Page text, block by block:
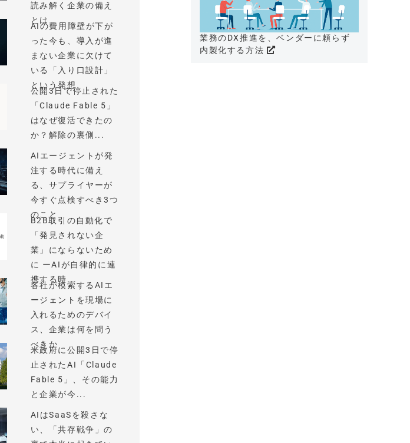
読み解く企業の備え
とは
AIの費用障壁が下が
った今も、導入が進
まない企業に欠けて
いる「入り口設計」
という発想
公開3日で停止された
「Claude Fable 5」
はなぜ復活できたの
か？解除の裏側...
AIエージェントが発
注する時代に備え
る、サプライヤーが
今すぐ点検すべき3つ
のこと
B2B取引の自動化で
「発見されない企
業」にならないため
に ーAIが自律的に連
携する時...
各社が模索するAIエ
ージェントを現場に
入れるためのデバイ
ス、企業は何を問う
べきか
米政府に公開3日で停
止されたAI「Claude
Fable 5」、その能力
と企業が今...
AIはSaaSを殺さな
い、「共存戦争」の
業務のDX推進を、ベンダーに頼らず
内製化する方法